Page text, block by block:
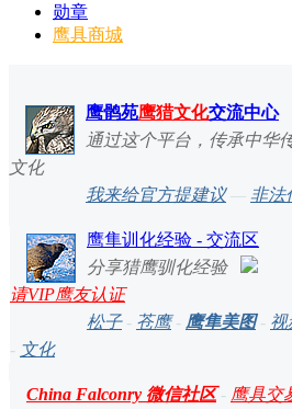
勋章
鹰具商城
鹰鹘苑鹰猎文化交流中心
通过这个平台，传承中华
文化
我来给官方提建议— 非法
鹰隼训化经验 - 交流区
分享猎鹰驯化经验
请VIP鹰友认证
松子- 苍鹰- 鹰隼美图- 视
- 文化
China Falconry 微信社区- 鹰具交